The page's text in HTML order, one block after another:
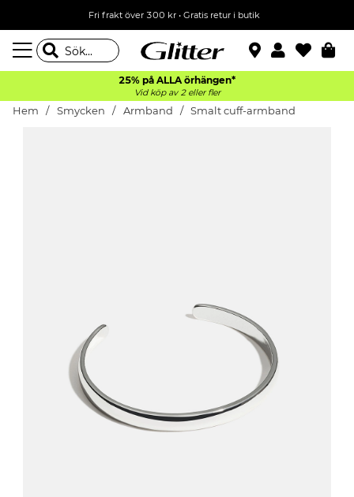
Fri frakt över 300 kr• Gratis retur i butik
25% på ALLA örhängen*
Vid köp av 2 eller fler
Hem Smycken Armband Smalt cuff-armband